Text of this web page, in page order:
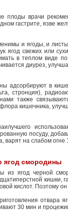
плоды врачи
гастрите, язве
и ягоды, и
ягод свежих или
в теплом виде
диурез,
адсорбируют в
стронция),
также
кишечника,
посуду,
варят на слабом
ягод смородины
из ягод черной
кишки,
кислот. Поэтому
отвара
30 мин и